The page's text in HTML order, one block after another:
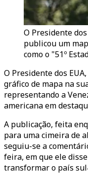
O Presidente
publicou um
como o "51º
O Presidente dos
gráfico de mapa na
representando a
americana em
A publicação, feita
para uma cimeira de
seguiu-se a
feira, em que ele
transformar o país